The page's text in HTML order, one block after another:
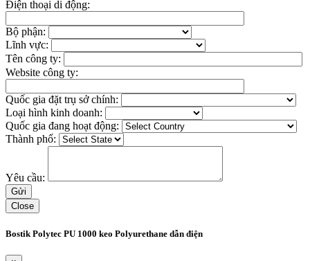
Điện thoại di động:
Bộ phận:
Lĩnh vực:
Tên công ty:
Website công ty:
Quốc gia đặt trụ sở chính:
Loại hình kinh doanh:
Quốc gia đang hoạt động:
Thành phố:
Yêu cầu:
Close
Bostik Polytec PU 1000 keo Polyurethane dẫn điện